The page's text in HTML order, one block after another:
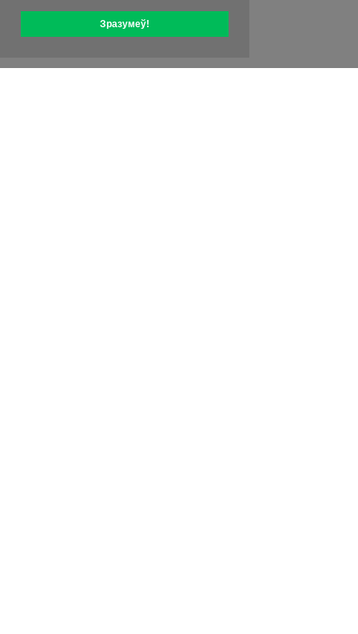
Зразумеў!